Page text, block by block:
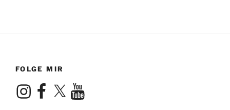
FOLGE MIR
InstagramFacebook
X YouTube